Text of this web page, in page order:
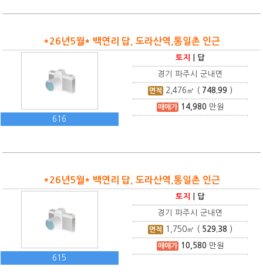
*26년5월* 백연리 답, 도라산역,통일촌 인근
616
토지 답
경기 파주시 군내면
면적 2,476 ㎡ ( 748.99 )
매매가 14,980만원
*26년5월* 백연리 답, 도라산역,통일촌 인근
615
토지 답
경기 파주시 군내면
면적 1,750㎡ ( 529.38 )
매매가 10,580만원